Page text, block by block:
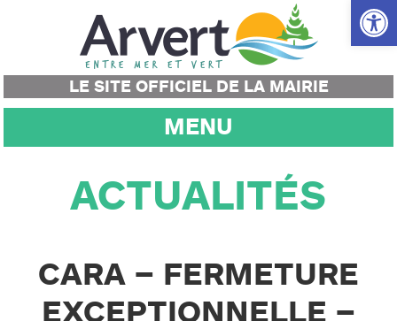
Ouvrir
LE SITE OFFICIEL DE LA MAIRIE
MENU
ACTUALITÉS
CARA – FERMETURE
EXCEPTIONNELLE –